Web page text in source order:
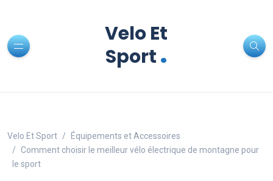
Velo Et
Sport.
Velo Et Sport
Équipements et Accessoires
Comment choisir le meilleur vélo électrique de montagne pour
le sport